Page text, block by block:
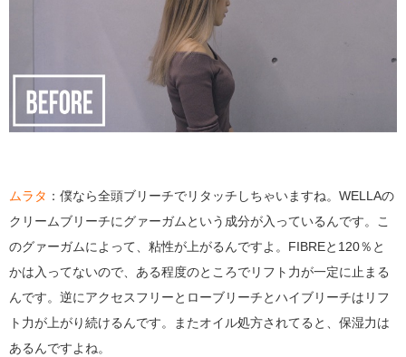
ムラタ ：僕なら全頭ブリーチでリタッチしちゃいますね。WELLAの
クリームブリーチにグァーガムという成分が入っているんです。こ
のグァーガムによって、粘性が上がるんですよ。FIBREと120％と
かは入ってないので、ある程度のところでリフト力が一定に止まる
んです。逆にアクセスフリーとローブリーチとハイブリーチはリフ
ト力が上がり続けるんです。またオイル処方されてると、保湿力は
あるんですよね。